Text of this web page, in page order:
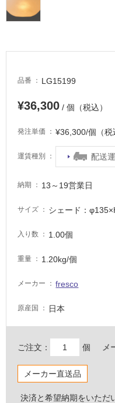
品番 LG15199
¥36,300 / 個（税込）
発注単価 ¥36,300/個（税
運賃種別 配送
納期 13～19営業日
サイズ シェード：
入り数 1.00個
重量 1.20kg/個
メーカー fresco
原産国 日本
ご注文： 個 メ
メーカー直送品
決済と希望納期をいただ
場
に
し
い
適
し
る
注
が
要
適
て
い
屋
内